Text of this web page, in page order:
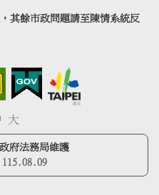
其餘市政問題請至陳情系統反
大
府法務局維護
115.08.09